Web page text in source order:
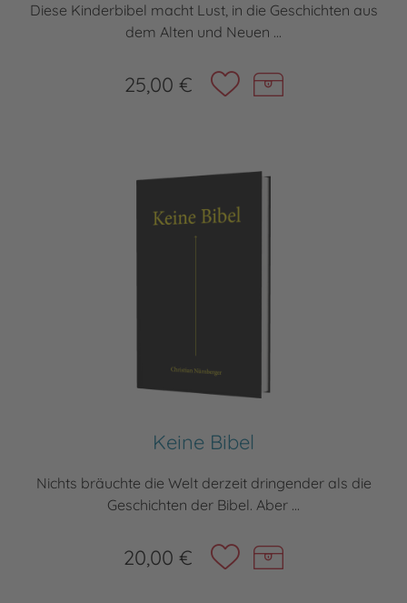
Diese Kinderbibel macht Lust, in die Geschichten aus
dem Alten und Neuen ...
25,00 €
Keine Bibel
Nichts bräuchte die Welt derzeit dringender als die
Geschichten der Bibel. Aber ...
20,00 €